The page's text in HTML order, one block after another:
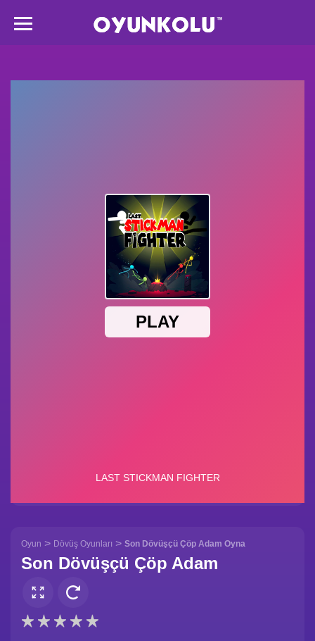
Oyun > Dövüş Oyunları > Son Dövüşçü Çöp Adam Oyna
Son Dövüşçü Çöp Adam